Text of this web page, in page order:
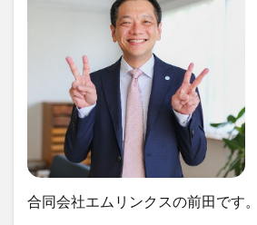
合同会社エムリンクスの前田です。